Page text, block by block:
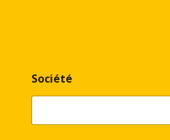
Société